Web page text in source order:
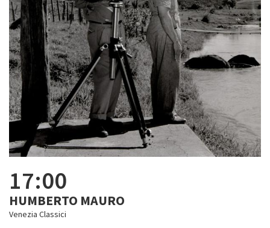
17:00
HUMBERTO MAURO
Venezia Classici